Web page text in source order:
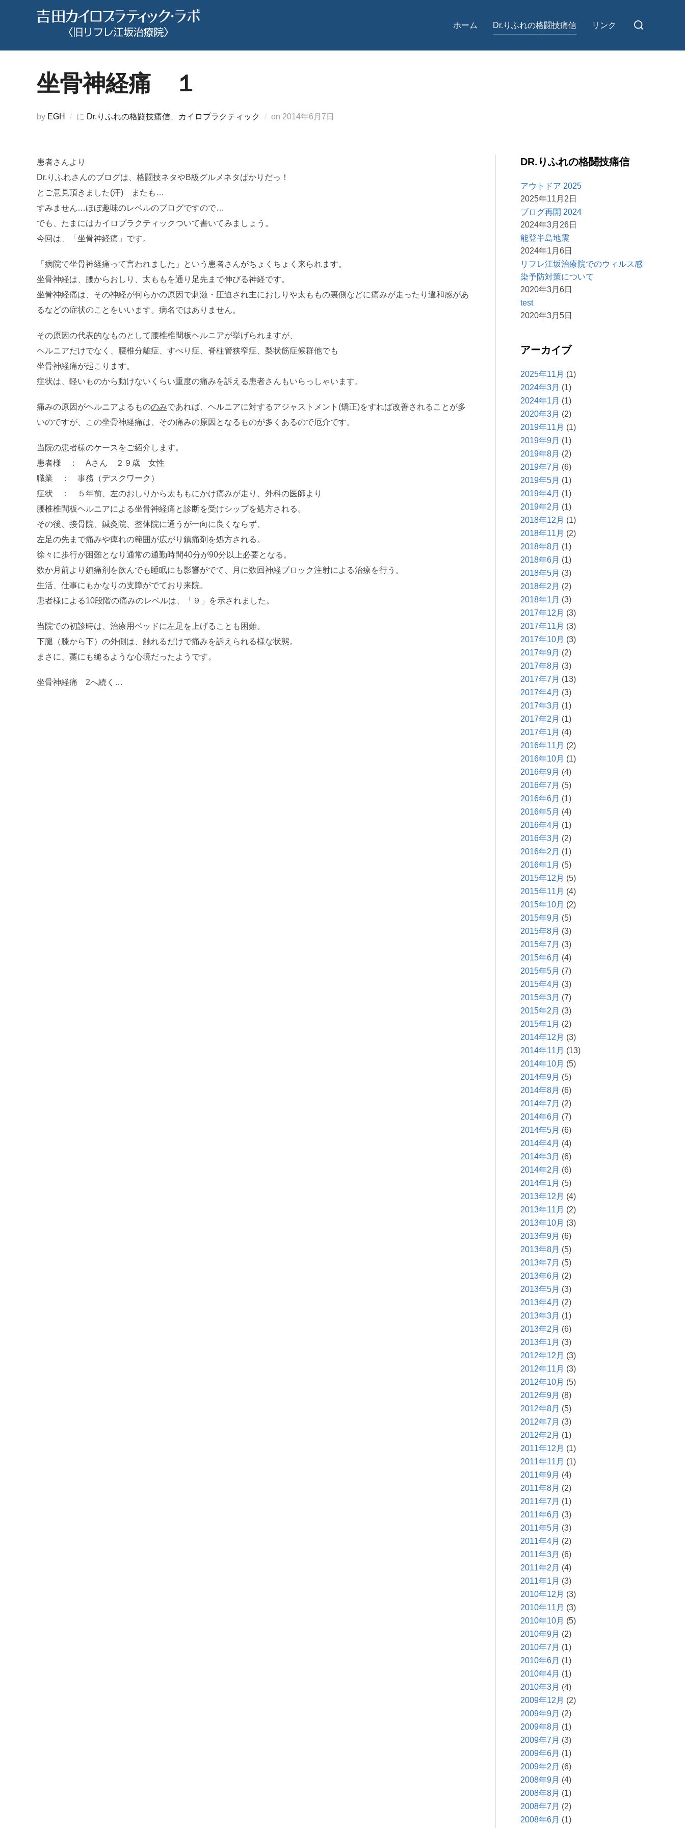
ン
ホーム Dr.りふれの格闘技痛信 リンク
検
坐骨神経痛 １
by EGH に Dr.りふれの格闘技痛信 カイロプラクティック on 投
2014年6月7日
患者さんより
Dr.りふれさんのブログは、格闘技ネタやB級グルメネタばかりだっ！
とご意見頂きました(汗) またも…
すみません…ほぼ趣味のレベルのブログですので…
でも、たまにはカイロプラクティックついて書いてみましょう。
今回は、「坐骨神経痛」です。
「病院で坐骨神経痛って言われました」という患者さんがちょくちょく来られます。
坐骨神経は、腰からおしり、太ももを通り足先まで伸びる神経です。
坐骨神経痛は、その神経が何らかの原因で刺激・圧迫され主におしりや太ももの裏側などに痛みが走ったり違和感があ
るなどの症状のことをいいます。病名ではありません。
その原因の代表的なものとして腰椎椎間板ヘルニアが挙げられますが、
ヘルニアだけでなく、腰椎分離症、すべり症、脊柱管狭窄症、梨状筋症候群他でも
坐骨神経痛が起こります。
症状は、軽いものから動けないくらい重度の痛みを訴える患者さんもいらっしゃいます。
痛みの原因がヘルニアよるもののみであれば、ヘルニアに対するアジャストメント(矯正)をすれば改善されることが多
いのですが、この坐骨神経痛は、その痛みの原因となるものが多くあるので厄介です。
当院の患者様のケースをご紹介します。
患者様 ： Aさん ２９歳 女性
職業 ： 事務（デスクワーク）
症状 ： ５年前、左のおしりから太ももにかけ痛みが走り、外科の医師より
腰椎椎間板ヘルニアによる坐骨神経痛と診断を受けシップを処方される。
その後、接骨院、鍼灸院、整体院に通うが一向に良くならず、
左足の先まで痛みや痺れの範囲が広がり鎮痛剤を処方される。
徐々に歩行が困難となり通常の通勤時間40分が90分以上必要となる。
数か月前より鎮痛剤を飲んでも睡眠にも影響がでて、月に数回神経ブロック注射による治療を行う。
生活、仕事にもかなりの支障がでており来院。
患者様による10段階の痛みのレベルは、「９」を示されました。
当院での初診時は、治療用ベッドに左足を上げることも困難。
下腿（膝から下）の外側は、触れるだけで痛みを訴えられる様な状態。
まさに、藁にも縋るような心境だったようです。
坐骨神経痛 2へ続く…
DR.りふれの格闘技痛信
アウトドア 2025
2025年11月2日
ブログ再開 2024
2024年3月26日
能登半島地震
2024年1月6日
リフレ江坂治療院でのウィルス感
染予防対策について
2020年3月6日
test
2020年3月5日
アーカイブ
2025年11月 (1)
2024年3月 (1)
2024年1月 (1)
2020年3月 (2)
2019年11月 (1)
2019年9月 (1)
2019年8月 (2)
2019年7月 (6)
2019年5月 (1)
2019年4月 (1)
2019年2月 (1)
2018年12月 (1)
2018年11月 (2)
2018年8月 (1)
2018年6月 (1)
2018年5月 (3)
2018年2月 (2)
2018年1月 (3)
2017年12月 (3)
2017年11月 (3)
2017年10月 (3)
2017年9月 (2)
2017年8月 (3)
2017年7月 (13)
2017年4月 (3)
2017年3月 (1)
2017年2月 (1)
2017年1月 (4)
2016年11月 (2)
2016年10月 (1)
2016年9月 (4)
2016年7月 (5)
2016年6月 (1)
2016年5月 (4)
2016年4月 (1)
2016年3月 (2)
2016年2月 (1)
2016年1月 (5)
2015年12月 (5)
2015年11月 (4)
2015年10月 (2)
2015年9月 (5)
2015年8月 (3)
2015年7月 (3)
2015年6月 (4)
2015年5月 (7)
2015年4月 (3)
2015年3月 (7)
2015年2月 (3)
2015年1月 (2)
2014年12月 (3)
2014年11月 (13)
2014年10月 (5)
2014年9月 (5)
2014年8月 (6)
2014年7月 (2)
2014年6月 (7)
2014年5月 (6)
2014年4月 (4)
2014年3月 (6)
2014年2月 (6)
2014年1月 (5)
2013年12月 (4)
2013年11月 (2)
2013年10月 (3)
2013年9月 (6)
2013年8月 (5)
2013年7月 (5)
2013年6月 (2)
2013年5月 (3)
2013年4月 (2)
2013年3月 (1)
2013年2月 (6)
2013年1月 (3)
2012年12月 (3)
2012年11月 (3)
2012年10月 (5)
2012年9月 (8)
2012年8月 (5)
2012年7月 (3)
2012年2月 (1)
2011年12月 (1)
2011年11月 (1)
2011年9月 (4)
2011年8月 (2)
2011年7月 (1)
2011年6月 (3)
2011年5月 (3)
2011年4月 (2)
2011年3月 (6)
2011年2月 (4)
2011年1月 (3)
2010年12月 (3)
2010年11月 (3)
2010年10月 (5)
2010年9月 (2)
2010年7月 (1)
2010年6月 (1)
2010年4月 (1)
2010年3月 (4)
2009年12月 (2)
2009年9月 (2)
2009年8月 (1)
2009年7月 (3)
2009年6月 (1)
2009年2月 (6)
2008年9月 (4)
2008年8月 (1)
2008年7月 (2)
2008年6月 (1)